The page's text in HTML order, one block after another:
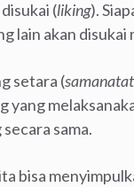
(liking).
lain akan disukai
setara (
yang
sama.
bisa